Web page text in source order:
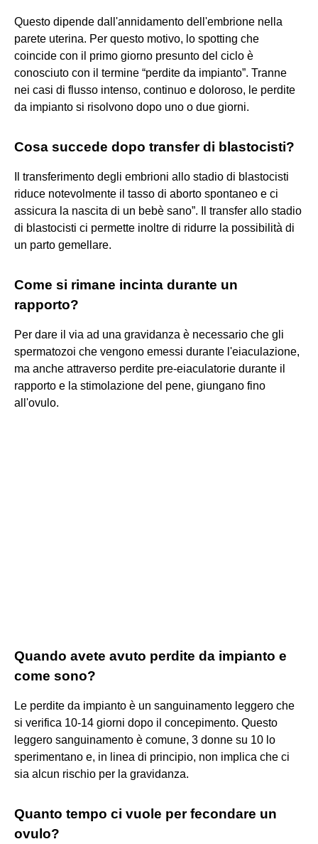
Questo dipende dall'annidamento dell'embrione nella
parete uterina. Per questo motivo, lo spotting che
coincide con il primo giorno presunto del ciclo è
conosciuto con il termine “perdite da impianto”. Tranne
nei casi di flusso intenso, continuo e doloroso, le perdite
da impianto si risolvono dopo uno o due giorni.
Cosa succede dopo transfer di blastocisti?
Il transferimento degli embrioni allo stadio di blastocisti
riduce notevolmente il tasso di aborto spontaneo e ci
assicura la nascita di un bebè sano”. Il transfer allo stadio
di blastocisti ci permette inoltre di ridurre la possibilità di
un parto gemellare.
Come si rimane incinta durante un
rapporto?
Per dare il via ad una gravidanza è necessario che gli
spermatozoi che vengono emessi durante l'eiaculazione,
ma anche attraverso perdite pre-eiaculatorie durante il
rapporto e la stimolazione del pene, giungano fino
all'ovulo.
Quando avete avuto perdite da impianto e
come sono?
Le perdite da impianto è un sanguinamento leggero che
si verifica 10-14 giorni dopo il concepimento. Questo
leggero sanguinamento è comune, 3 donne su 10 lo
sperimentano e, in linea di principio, non implica che ci
sia alcun rischio per la gravidanza.
Quanto tempo ci vuole per fecondare un
ovulo?